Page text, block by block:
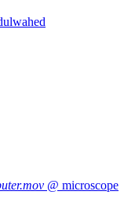
@ microscope